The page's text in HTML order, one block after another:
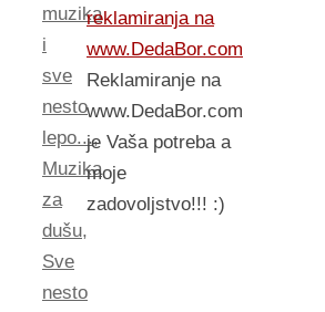
muzika
i
sve
nesto
lepo...,
Muzika
za
dušu,
Sve
nesto
reklamiranja na
www.DedaBor.com
Reklamiranje na
www.DedaBor.com
je Vaša potreba a
moje
zadovoljstvo!!! :)